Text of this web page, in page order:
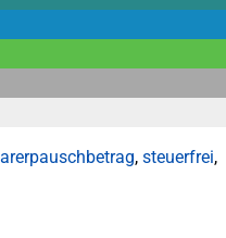
, steuerfrei,